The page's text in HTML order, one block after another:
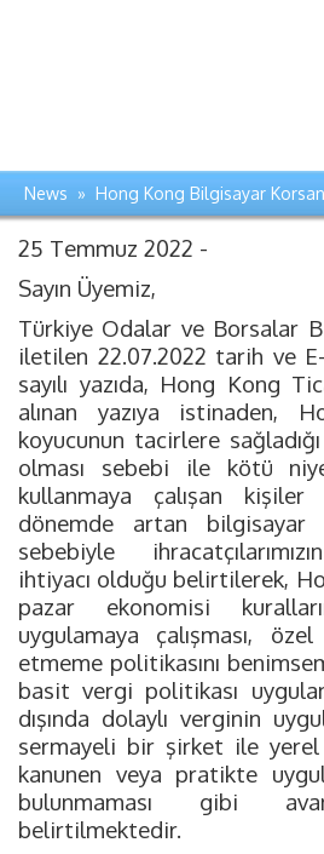
News » Hong Kong Bilgisayar
25 Temmuz 2022 -
Sayın Üyemiz,
Türkiye Odalar ve Borsalar
iletilen 22.07.2022 tarih ve
sayılı yazıda, Hong Kong
alınan yazıya istinaden,
koyucunun tacirlere
olması sebebi ile kötü
kullanmaya çalışan
dönemde artan bilgisayar
sebebiyle
ihtiyacı olduğu belirtilerek,
pazar ekonomisi
uygulamaya çalışması,
etmeme politikasını
basit vergi politikası
dışında dolaylı verginin
sermayeli bir şirket ile yerel
kanunen veya pratikte
bulunmaması gibi
belirtilmektedir.